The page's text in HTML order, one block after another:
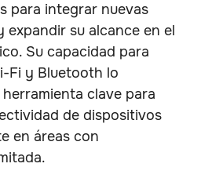
para integrar nuevas
expandir su alcance en el
Su capacidad para
Fi y Bluetooth lo
clave para
de dispositivos
en áreas con